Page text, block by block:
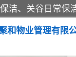
和物业管理有限